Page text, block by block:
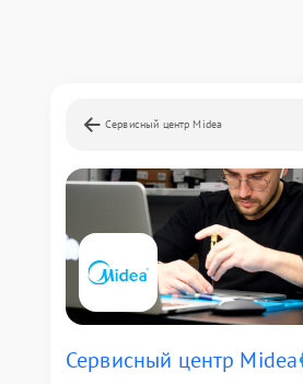
Сервисный центр Midea
Сервисный центр Midea